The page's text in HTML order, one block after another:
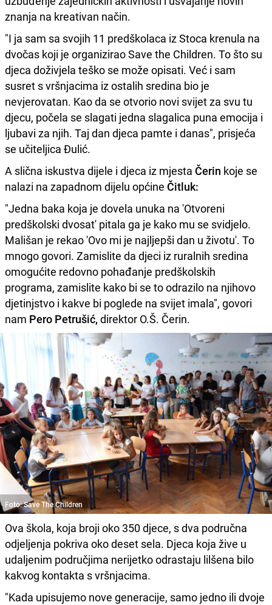
znanja na kreativan način.
"I ja sam sa svojih 11 predškolaca iz Stoca krenula na
dvočas koji je organizirao Save the Children. To što su
djeca doživjela teško se može opisati. Već i sam
susret s vršnjacima iz ostalih sredina bio je
nevjerovatan. Kao da se otvorio novi svijet za svu tu
djecu, počela se slagati jedna slagalica puna emocija i
ljubavi za njih. Taj dan djeca pamte i danas", prisjeća
se učiteljica Đulić.
A slična iskustva dijele i djeca iz mjesta Čerin koje se
nalazi na zapadnom dijelu općine Čitluk:
"Jedna baka koja je dovela unuka na 'Otvoreni
predškolski dvosat' pitala ga je kako mu se svidjelo.
Mališan je rekao 'Ovo mi je najljepši dan u životu'. To
mnogo govori. Zamislite da djeci iz ruralnih sredina
omogućite redovno pohađanje predškolskih
programa, zamislite kako bi se to odrazilo na njihovo
djetinjstvo i kakve bi poglede na svijet imala", govori
nam Pero Petrušić, direktor O.Š. Čerin.
Foto: Save The Children
Ova škola, koja broji oko 350 djece, s dva područna
odjeljenja pokriva oko deset sela. Djeca koja žive u
udaljenim područjima nerijetko odrastaju lilšena bilo
kakvog kontakta s vršnjacima.
"Kada upisujemo nove generacije, samo jedno ili dvoje